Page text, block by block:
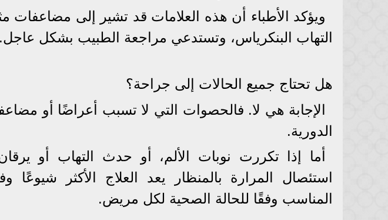
ويؤكد الأطباء أن هذه العلامات قد تشير إلى مضاعفات
التهاب البنكرياس، وتستدعي مراجعة الطبيب بشكل عاجل.
هل تحتاج جميع الحالات إلى جراحة؟
الإجابة هي لا. فالحصوات التي لا تسبب أعراضًا أو
الدورية.
أما إذا تكررت نوبات الألم، أو حدث التهاب أو
استئصال المرارة بالمنظار يعد العلاج الأكثر شيوعًا
المناسب وفقًا للحالة الصحية لكل مريض.